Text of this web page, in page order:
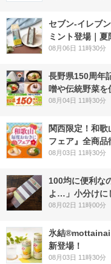
セブン‐イレブ
ミント登場｜
08月06日 11時30分
長野県150周年
噌や伝統野菜
08月04日 11時30分
関西限定！和
フェア』全商品
08月03日 11時30分
100均に便利な
よ…」小分けに
08月02日 11時00分
氷結®mottainai
新登場！
08月03日 11時30分